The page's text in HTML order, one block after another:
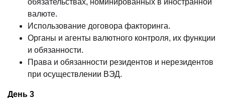
валюте.
Использование договора факторинга.
Органы и агенты валютного контроля, их функции
и обязанности.
Права и обязанности резидентов и нерезидентов
при осуществлении ВЭД.
День 3